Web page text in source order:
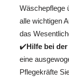
Wäschepflege
alle wichtigen
das
✔️Hilfe bei
eine
Pflegekräfte